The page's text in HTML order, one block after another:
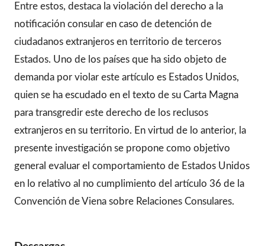
Entre estos, destaca la violación del derecho a la
notificación consular en caso de detención de
ciudadanos extranjeros en territorio de terceros
Estados. Uno de los países que ha sido objeto de
demanda por violar este artículo es Estados Unidos,
quien se ha escudado en el texto de su Carta Magna
para transgredir este derecho de los reclusos
extranjeros en su territorio. En virtud de lo anterior, la
presente investigación se propone como objetivo
general evaluar el comportamiento de Estados Unidos
en lo relativo al no cumplimiento del artículo 36 de la
Convención de Viena sobre Relaciones Consulares.